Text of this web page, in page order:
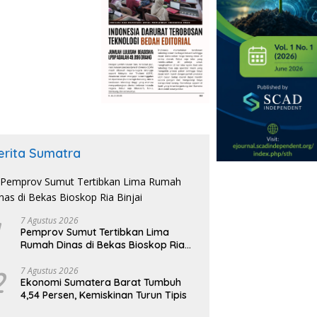
Sumatra
7 Agustus 2026
Pemprov Sumut Tertibkan Lima
Rumah Dinas di Bekas Bioskop Ria
7 Agustus 2026
Ekonomi Sumatera Barat Tumbuh
4,54 Persen, Kemiskinan Turun Tipis